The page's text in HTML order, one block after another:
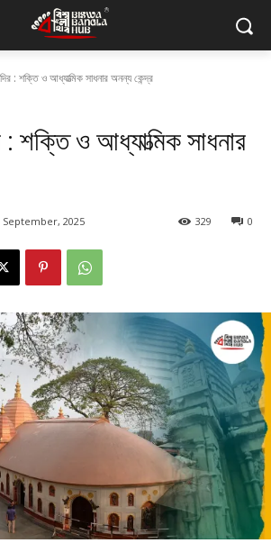
: শক্তি ও আধ্যাত্মিক সাধনার অনন্য কেন্দ্র
: শক্তি ও আধ্যাত্মিক সাধনার
September, 2025 0
329